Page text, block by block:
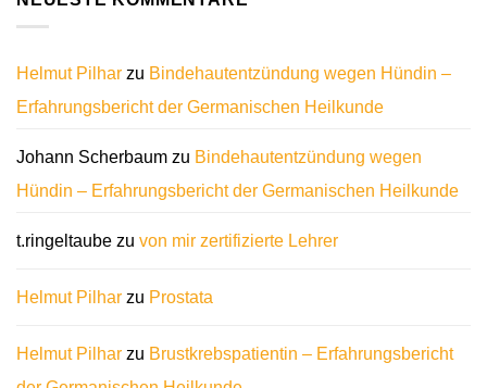
Helmut Pilhar zu Bindehautentzündung wegen Hündin –
Erfahrungsbericht der Germanischen Heilkunde
Johann Scherbaum zu Bindehautentzündung wegen
Hündin – Erfahrungsbericht der Germanischen Heilkunde
t.ringeltaube zu von mir zertifizierte Lehrer
Helmut Pilhar zu Prostata
Helmut Pilhar zu Brustkrebspatientin – Erfahrungsbericht